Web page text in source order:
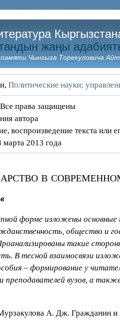
жаңы
Чынгыза Торекуловича
Политические науки;
права защищены
автора
воспроизведение текста или
марта 2013 года
в
форме изложены
общество и
такие
В тесной взаимосвязи
– формирование у
преподавателей вузов, а
А. Дж. Гражданин и